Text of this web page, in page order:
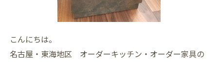
こんにちは。
名古屋・東海地区 オーダーキッチン・オーダー家具の